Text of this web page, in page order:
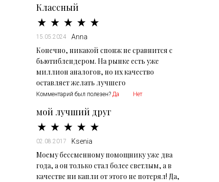
Классный
15.05.2024 Anna
Конечно, никакой спонж не сравнится с
бьютиблендером. На рынке есть уже
миллион аналогов, но их качество
оставляет желать лучшего
Комментарий был полезен? Да Нет
мой лучший друг
02.08.2017 Ksenia
Моему бессменному помощнику уже два
года, а он только стал более светлым, а в
качестве ни капли от этого не потерял! Да,